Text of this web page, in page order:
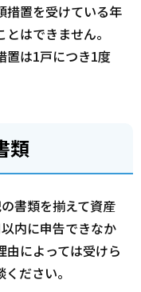
措置を受けている年
はできません。
は1戸につき1度
類
書類を揃えて資産
内に申告できなか
由によっては受けら
ださい。